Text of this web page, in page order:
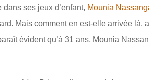
dans ses jeux d’enfant, Mounia
Mais comment en est-elle arrivée
évident qu’à 31 ans, Mounia